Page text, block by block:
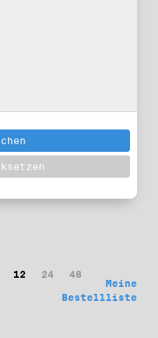
12 24
48
Meine
Bestellliste